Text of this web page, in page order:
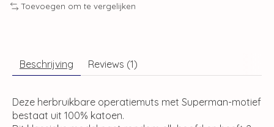
Toevoegen om te vergelijken
Beschrijving Reviews (1)
Deze herbruikbare operatiemuts met Superman-motief
bestaat uit 100% katoen.